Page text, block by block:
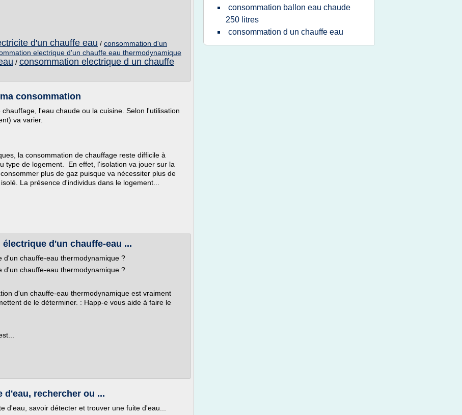
d'un chauffe eau / consommation d'un
electrique d'un chauffe eau thermodynamique
/ consommation electrique d un chauffe
consommation
l'eau chaude ou la cuisine. Selon l'utilisation
va varier.
la consommation de chauffage reste difficile à
type de logement. En effet, l'isolation va jouer sur la
plus de gaz puisque va nécessiter plus de
La présence d'individus dans le logement...
d'un chauffe-eau ...
d'un chauffe-eau thermodynamique ?
d'un chauffe-eau thermodynamique ?
d'un chauffe-eau thermodynamique est vraiment
de le déterminer. : Happ-e vous aide à faire le
rechercher ou ...
d'eau, savoir détecter et trouver une fuite d'eau...
consommation ballon eau chaude
250 litres
consommation d un chauffe eau